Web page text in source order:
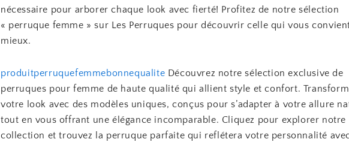
nécessaire pour arborer chaque look avec fierté! Profitez de notre sélection
« perruque femme » sur Les Perruques pour découvrir celle qui vous
mieux.
produitperruquefemmebonnequalite Découvrez notre sélection exclusive de
perruques pour femme de haute qualité qui allient style et confort.
votre look avec des modèles uniques, conçus pour s’adapter à votre allure
tout en vous offrant une élégance incomparable. Cliquez pour explorer notre
collection et trouvez la perruque parfaite qui reflétera votre personnalité